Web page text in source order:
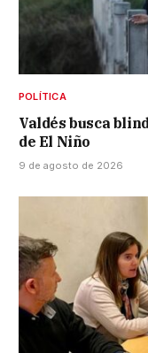
POLÍTICA
Valdés busca
de El Niño
9 de agosto de 2026